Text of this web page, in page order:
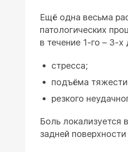
Ещё одна весьма
патологических
в течение 1-го – 3-х
стресса;
подъёма
резкого
Боль локализуется
задней